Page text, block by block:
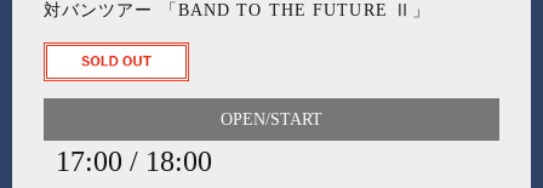
対バンツアー 「BAND TO THE FUTURE Ⅱ」
OPEN/START
17:00 / 18:00